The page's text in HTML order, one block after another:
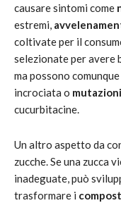
causare sintomi come
estremi,
coltivate per il
selezionate per avere
ma possono
incrociata o mutazioni
cucurbitacine.
Un altro aspetto da
zucche. Se una zucca
inadeguate, può
trasformare i